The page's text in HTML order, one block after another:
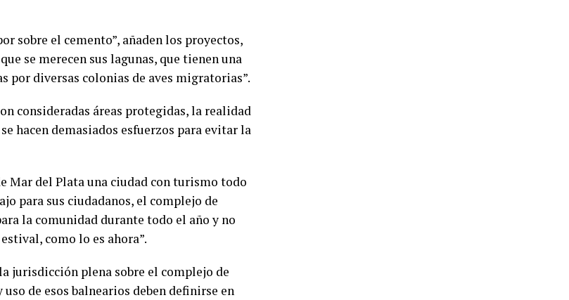
sobre el cemento”, añaden los proyectos,
se merecen sus lagunas, que tienen una
por diversas colonias de aves migratorias”.
consideradas áreas protegidas, la realidad
hacen demasiados esfuerzos para evitar la
Mar del Plata una ciudad con turismo todo
para sus ciudadanos, el complejo de
la comunidad durante todo el año y no
como lo es ahora”.
jurisdicción plena sobre el complejo de
de esos balnearios deben definirse en